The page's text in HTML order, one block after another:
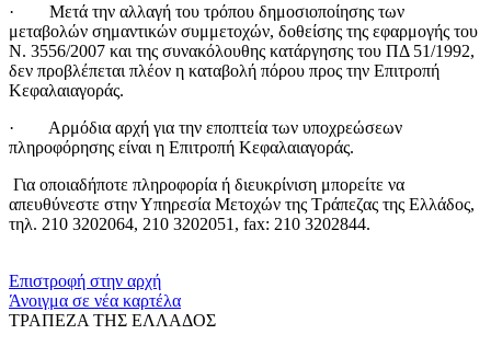
· Μετά την αλλαγή του τρόπου δημοσιοποίησης των
μεταβολών σημαντικών συμμετοχών, δοθείσης της εφαρμογής του
Ν. 3556/2007 και της συνακόλουθης κατάργησης του ΠΔ 51/1992,
δεν προβλέπεται πλέον η καταβολή πόρου προς την Επιτροπή
Κεφαλαιαγοράς.
· Αρμόδια αρχή για την εποπτεία των υποχρεώσεων
πληροφόρησης είναι η Επιτροπή Κεφαλαιαγοράς.
Για οποιαδήποτε πληροφορία ή διευκρίνιση μπορείτε να
απευθύνεστε στην Υπηρεσία Μετοχών της Τράπεζας της Ελλάδος,
τηλ. 210 3202064, 210 3202051, fax: 210 3202844.
Επιστροφή στην αρχή
Άνοιγμα σε νέα καρτέλα
ΤΡΑΠΕΖΑ ΤΗΣ ΕΛΛΑΔΟΣ